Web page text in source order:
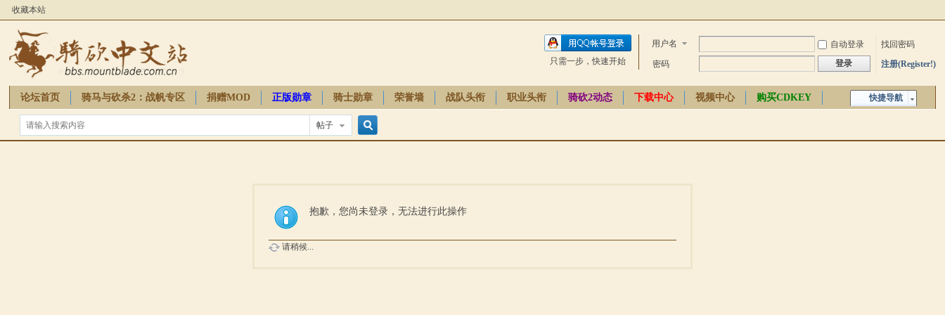
收藏本站
用户名 自动登录
找回密码
密码
登录 注册(Register!)
只需一步，快速开始
快捷导航
论坛首页 骑马与砍杀2：战帆专区 捐赠MOD 正版勋章 骑士勋章 荣誉墙 战队头衔 职业头衔 骑砍2动态 下载中心 视频中心
购买CDKEY
骑砍周边
帖子
索
抱歉，您尚未登录，无法进行此操作
请稍候...